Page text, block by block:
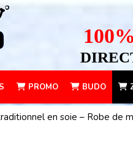
PROMO BUDO
en soie – Robe de